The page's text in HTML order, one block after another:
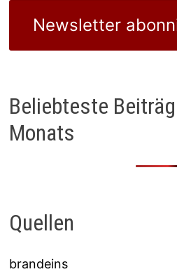
Newsletter
Beliebteste
Monats
Quellen
brandeins